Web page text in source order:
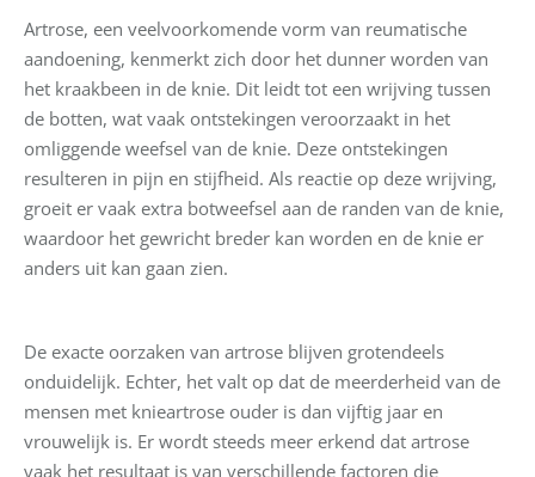
Artrose, een veelvoorkomende vorm van reumatische
aandoening, kenmerkt zich door het dunner worden van
het kraakbeen in de knie. Dit leidt tot een wrijving tussen
de botten, wat vaak ontstekingen veroorzaakt in het
omliggende weefsel van de knie. Deze ontstekingen
resulteren in pijn en stijfheid. Als reactie op deze wrijving,
groeit er vaak extra botweefsel aan de randen van de knie,
waardoor het gewricht breder kan worden en de knie er
anders uit kan gaan zien.
De exacte oorzaken van artrose blijven grotendeels
onduidelijk. Echter, het valt op dat de meerderheid van de
mensen met knieartrose ouder is dan vijftig jaar en
vrouwelijk is. Er wordt steeds meer erkend dat artrose
vaak het resultaat is van verschillende factoren die